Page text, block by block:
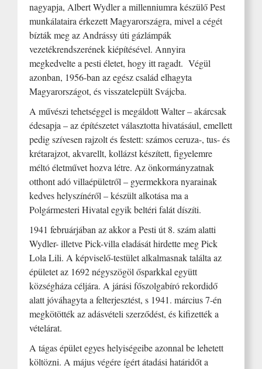
nagyapja, Albert Wydler a millenniumra készülő Pest
munkálataira érkezett Magyarországra, mivel a cégét
bízták meg az Andrássy úti gázlámpák
vezetékrendszerének kiépítésével. Annyira
megkedvelte a pesti életet, hogy itt ragadt. Végül
azonban, 1956-ban az egész család elhagyta
Magyarországot, és visszatelepült Svájcba.
A művészi tehetséggel is megáldott Walter – akárcsak
édesapja – az építészetet választotta hivatásául, emellett
pedig szívesen rajzolt és festett: számos ceruza-, tus- és
krétarajzot, akvarellt, kollázst készített, figyelemre
méltó életművet hozva létre. Az önkormányzatnak
otthont adó villaépületről – gyermekkora nyarainak
kedves helyszínéről – készült alkotása ma a
Polgármesteri Hivatal egyik beltéri falát díszíti.
1941 februárjában az akkor a Pesti út 8. szám alatti
Wydler- illetve Pick-villa eladását hirdette meg Pick
Lola Lili. A képviselő-testület alkalmasnak találta az
épületet az 1692 négyszögöl ősparkkal együtt
községháza céljára. A járási főszolgabíró rekordidő
alatt jóváhagyta a felterjesztést, s 1941. március 7-én
megkötötték az adásvételi szerződést, és kifizették a
vételárat.
A tágas épület egyes helyiségeibe azonnal be lehetett
költözni. A május végére ígért átadási határidőt a